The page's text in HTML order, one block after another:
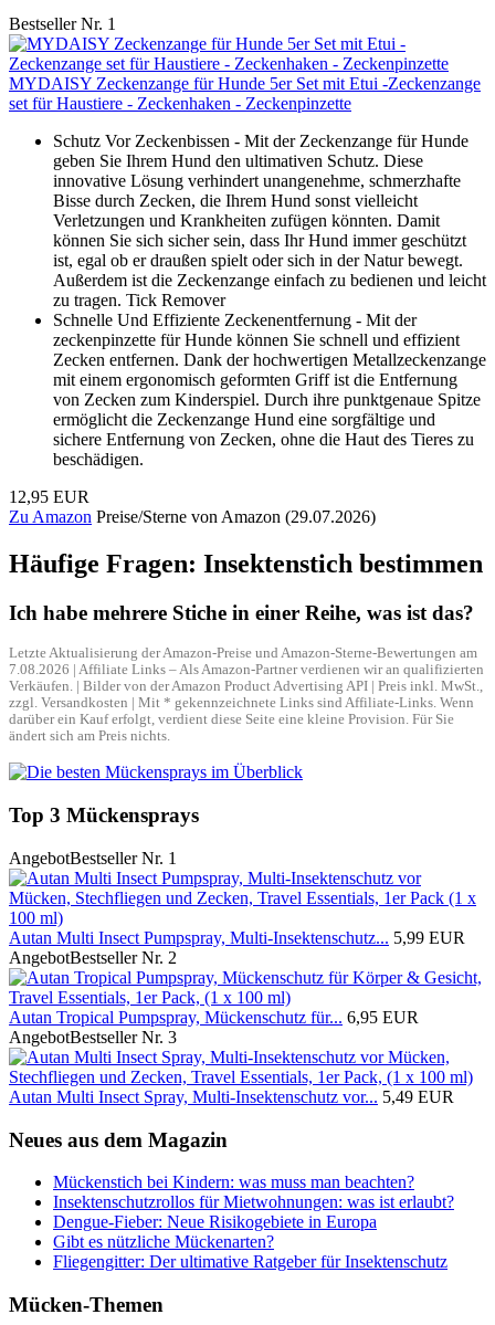
Bestseller Nr. 1
MYDAISY Zeckenzange für Hunde 5er Set mit Etui -Zeckenzange
set für Haustiere - Zeckenhaken - Zeckenpinzette
Schutz Vor Zeckenbissen - Mit der Zeckenzange für Hunde
geben Sie Ihrem Hund den ultimativen Schutz. Diese
innovative Lösung verhindert unangenehme, schmerzhafte
Bisse durch Zecken, die Ihrem Hund sonst vielleicht
Verletzungen und Krankheiten zufügen könnten. Damit
können Sie sich sicher sein, dass Ihr Hund immer geschützt
ist, egal ob er draußen spielt oder sich in der Natur bewegt.
Außerdem ist die Zeckenzange einfach zu bedienen und leicht
zu tragen. Tick Remover
Schnelle Und Effiziente Zeckenentfernung - Mit der
zeckenpinzette für Hunde können Sie schnell und effizient
Zecken entfernen. Dank der hochwertigen Metallzeckenzange
mit einem ergonomisch geformten Griff ist die Entfernung
von Zecken zum Kinderspiel. Durch ihre punktgenaue Spitze
ermöglicht die Zeckenzange Hund eine sorgfältige und
sichere Entfernung von Zecken, ohne die Haut des Tieres zu
beschädigen.
12,95 EUR
Zu Amazon Preise/Sterne von Amazon (29.07.2026)
Häufige Fragen: Insektenstich bestimmen
Ich habe mehrere Stiche in einer Reihe, was ist das?
Letzte Aktualisierung der Amazon-Preise und Amazon-Sterne-Bewertungen am
7.08.2026 | Affiliate Links – Als Amazon-Partner verdienen wir an qualifizierten
Verkäufen. | Bilder von der Amazon Product Advertising API | Preis inkl. MwSt.,
zzgl. Versandkosten | Mit * gekennzeichnete Links sind Affiliate-Links. Wenn
darüber ein Kauf erfolgt, verdient diese Seite eine kleine Provision. Für Sie
ändert sich am Preis nichts.
Top 3 Mückensprays
AngebotBestseller Nr. 1
Autan Multi Insect Pumpspray, Multi-Insektenschutz... 5,99 EUR
AngebotBestseller Nr. 2
Autan Tropical Pumpspray, Mückenschutz für... 6,95 EUR
AngebotBestseller Nr. 3
Autan Multi Insect Spray, Multi-Insektenschutz vor... 5,49 EUR
Neues aus dem Magazin
Mückenstich bei Kindern: was muss man beachten?
Insektenschutzrollos für Mietwohnungen: was ist erlaubt?
Dengue-Fieber: Neue Risikogebiete in Europa
Gibt es nützliche Mückenarten?
Fliegengitter: Der ultimative Ratgeber für Insektenschutz
Mücken-Themen